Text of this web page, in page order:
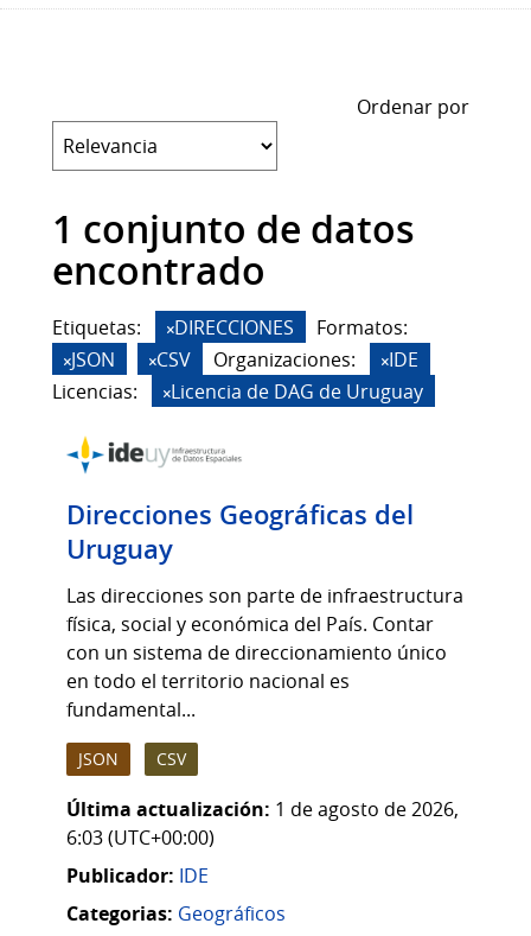
Ordenar por
1 conjunto de datos
encontrado
Etiquetas: DIRECCIONES
Formatos:
JSON
CSV Organizaciones:
IDE
Licencias:
Licencia de DAG de Uruguay
Direcciones Geográficas del
Uruguay
Las direcciones son parte de infraestructura
física, social y económica del País. Contar
con un sistema de direccionamiento único
en todo el territorio nacional es
fundamental...
JSON CSV
Última actualización: 1 de agosto de 2026,
6:03 (UTC+00:00)
Publicador: IDE
Categorias: Geográficos